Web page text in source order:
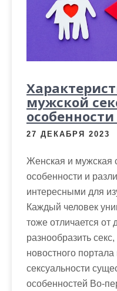
мужской
27 ДЕКАБРЯ 2023
Женская и мужская
особенности и
интересными для
Каждый человек
тоже отличается от
разнообразить
новостного
сексуальности
особенностей Во-